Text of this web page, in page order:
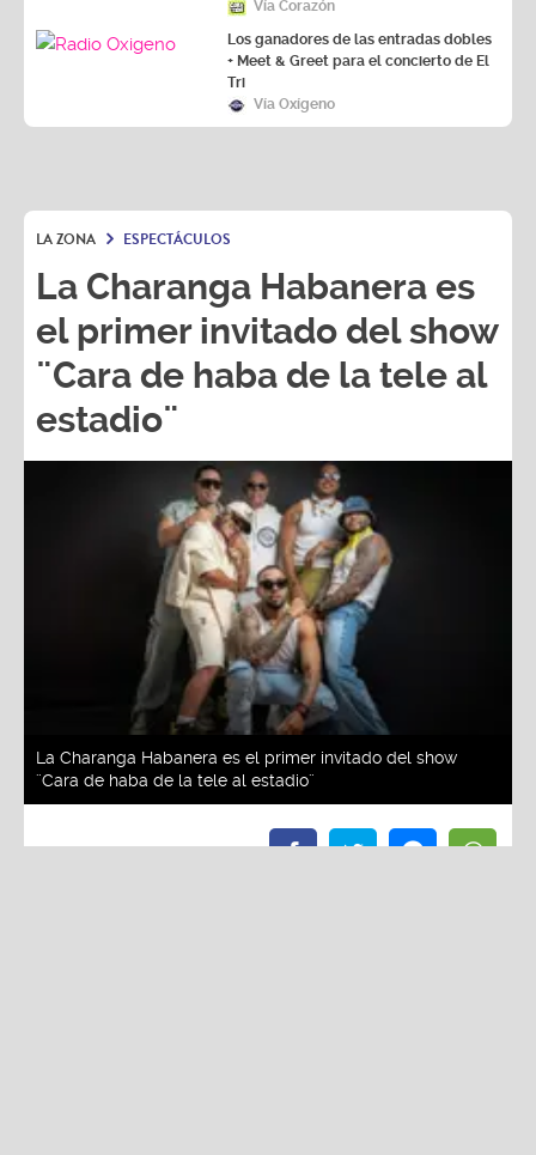
Los ganadores de las entradas dobles
+ Meet & Greet para el concierto de El
Tri
La Charanga Habanera es
el primer invitado del show
¨Cara de haba de la tele al
estadio¨
La Charanga Habanera es el primer invitado del show
¨Cara de haba de la tele al estadio¨